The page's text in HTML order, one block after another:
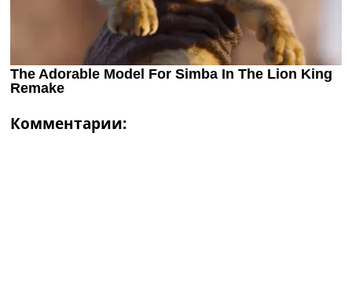
Комментарии: